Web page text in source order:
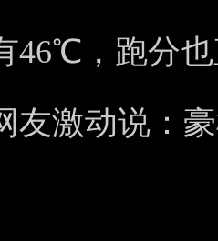
46℃，跑分
友激动说：